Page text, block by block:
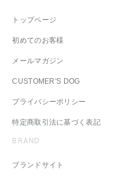
トップページ
初めてのお客様
メールマガジン
CUSTOMER'S DOG
プライバシーポリシー
特定商取引法に基づく表記
BRAND
ブランドサイト